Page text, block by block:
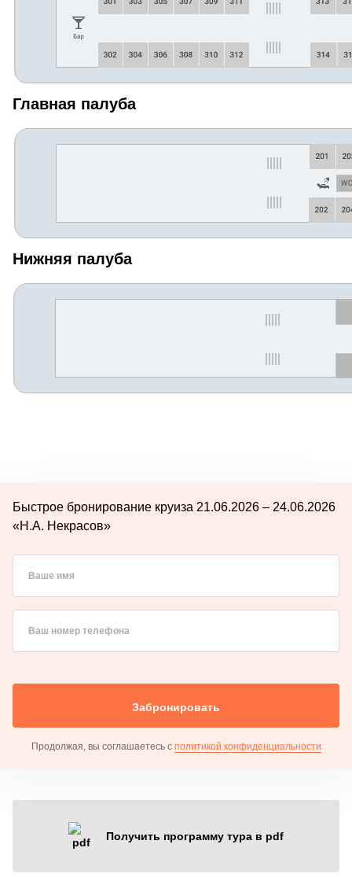
Главная палуба
Нижняя палуба
Быстрое бронирование круиза 21.06.2026 – 24.06.2026
«Н.А. Некрасов»
Ваше имя
Ваш номер телефона
Забронировать
Продолжая, вы соглашаетесь с политикой конфиденциальности
Получить программу тура в pdf